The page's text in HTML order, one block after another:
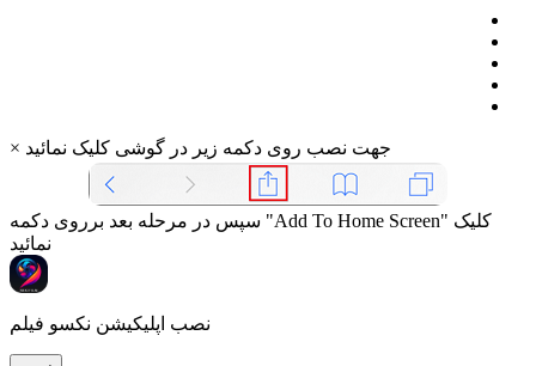
× جهت نصب روی دکمه زیر در گوشی کلیک نمائید
سپس در مرحله بعد برروی دکمه "Add To Home Screen" کلیک
نمائید
نصب اپلیکیشن نکسو فیلم